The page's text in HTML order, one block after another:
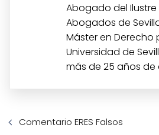
Abogado del
Abogados de
Máster en Derecho
Universidad de
más de 25 años de
Comentario ERES Falsos